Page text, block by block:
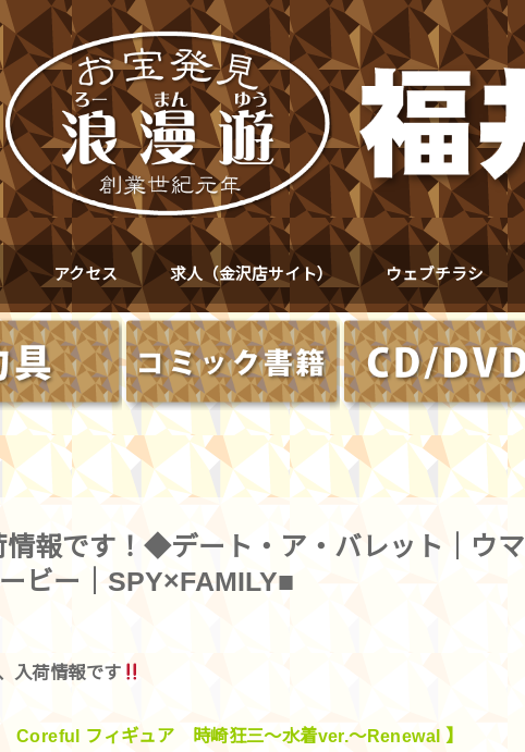
アクセス 求人（金沢店サイト） ウェブチラシ
情報です！◆デート・ア・バレット｜ウマ
ビー｜SPY×FAMILY■
入荷情報です
Coreful フィギュア 時崎狂三～水着ver.～Renewal 】